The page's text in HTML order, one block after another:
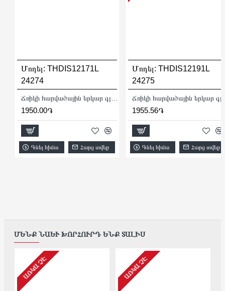
Մոդել: THDIS12171L
24274
Ճռիկի հարվածային երկար գլխիկ 17 մմ
1950.00֏
Գնել հիմա Հարց տվեք
Մոդել: THDIS12191L
24275
1955.56֏
Գնել հիմա Հարց տվեք
ՄԵՆՔ ՆԱԵՒ ԽՈՐՀՈՒՐԴ ԵՆՔ ՏԱԼԻՍ
ԱՌԿԱ ՉԷ ԱՌԿԱ ՉԷ